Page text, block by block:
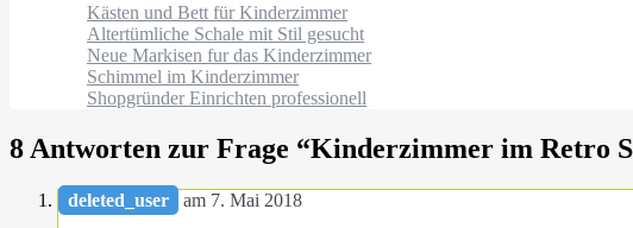
Kästen und Bett für Kinderzimmer
Altertümliche Schale mit Stil gesucht
Neue Markisen fur das Kinderzimmer
Schimmel im Kinderzimmer
Shopgründer Einrichten professionell
8 Antworten zur Frage “Kinderzimmer im Retro
deleted_user
am 7. Mai 2018